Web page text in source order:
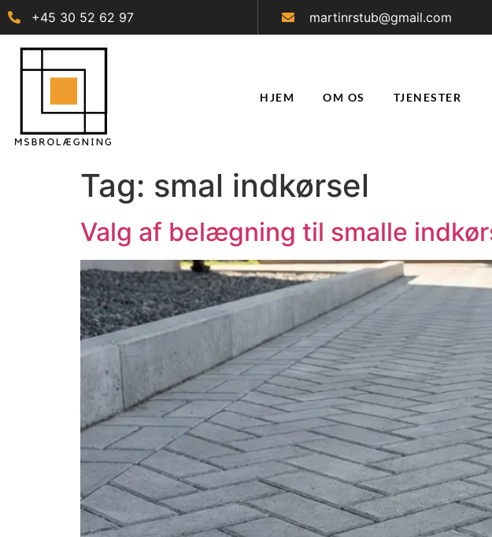
+45 30 52 62 97 martinrstub@gmail.com
HJEM OM OS TJENESTER
Tag: smal indkørsel
Valg af belægning til smalle